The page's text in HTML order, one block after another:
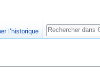
l’historique
Rechercher